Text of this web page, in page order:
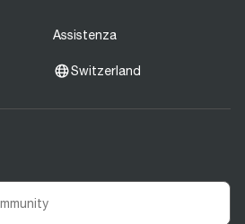
Assistenza
Switzerland